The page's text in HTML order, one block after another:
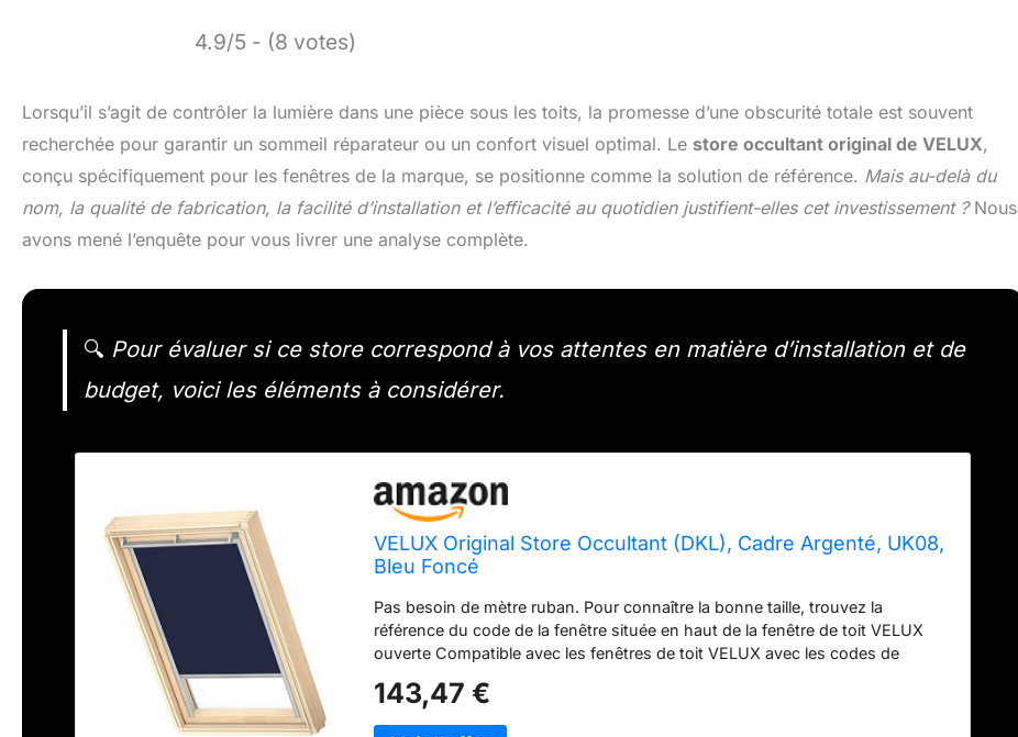
4.9/5 - (8 votes)
Lorsqu’il s’agit de contrôler la lumière dans une pièce sous les toits, la promesse d’une obscurité totale est souvent
recherchée pour garantir un sommeil réparateur ou un confort visuel optimal. Le store occultant original de VELUX,
conçu spécifiquement pour les fenêtres de la marque, se positionne comme la solution de référence. Mais au-delà du
nom, la qualité de fabrication, la facilité d’installation et l’efficacité au quotidien justifient-elles cet investissement ?Nous
avons mené l’enquête pour vous livrer une analyse complète.
🔍 Pour évaluer si ce store correspond à vos attentes en matière d’installation et de
budget, voici les éléments à considérer.
VELUX Original Store Occultant (DKL), Cadre Argenté, UK08,
Bleu Foncé
Pas besoin de mètre ruban. Pour connaître la bonne taille, trouvez la
référence du code de la fenêtre située en haut de la fenêtre de toit VELUX
ouverte Compatible avec les fenêtres de toit VELUX avec les codes de
VELUX de la plus haute qualité avec des glissières gris Certification OEKO-
TEX Standard 100, tissu thermoréfléchissant qui permet un contrôle total de
143,47 €